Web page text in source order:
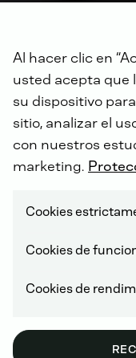
IGNICIÓN POR
4 - 2004
Al hacer clic en
usted acepta que
su dispositivo
sitio, analizar el
con nuestros
marketing.
Cookies
Cookies de
Cookies de